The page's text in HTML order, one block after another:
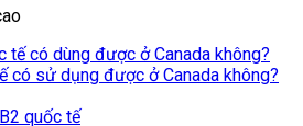
có sử dụng được ở Canada không?